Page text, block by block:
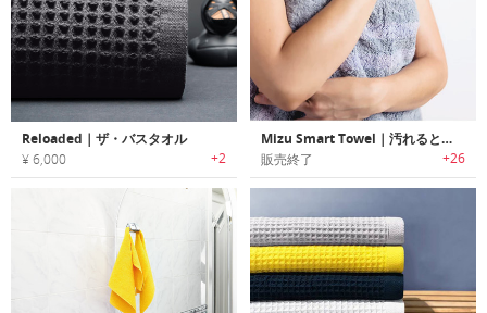
Reloaded｜ザ・バスタオル
¥ 6,000 +2
Mizu Smart Towel｜汚れるとカラーが変わり洗濯のタイミングがわかる高機能タオル「ミズ」
販売終了 +26